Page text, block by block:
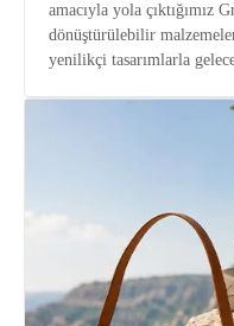
amacıyla yola
dönüştürülebilir
yenilikçi tasarımlarla